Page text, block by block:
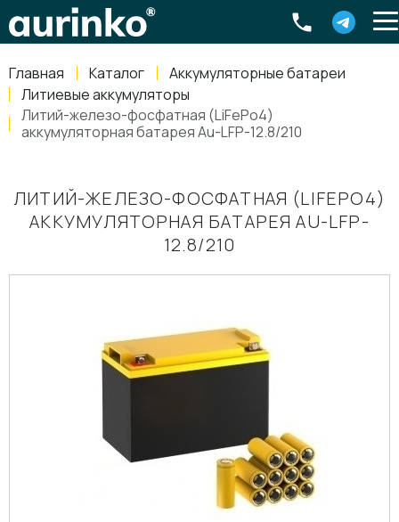
Главная Каталог
Аккумуляторные батареи
Литиевые аккумуляторы
Литий-железо-фосфатная (LiFePo4)
аккумуляторная батарея Au-LFP-12.8/210
ЛИТИЙ-ЖЕЛЕЗО-ФОСФАТНАЯ (LIFEPO4)
АККУМУЛЯТОРНАЯ БАТАРЕЯ AU-LFP-
12.8/210
Россия, Свердловская область Екатеринбург ,
8-800-770-79-40